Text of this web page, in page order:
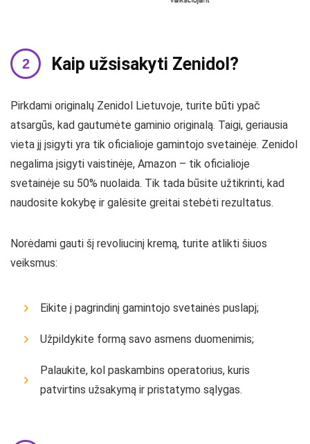
Kaip užsisakyti Zenidol?
Pirkdami originalų Zenidol Lietuvoje, turite būti ypač
atsargūs, kad gautumėte gaminio originalą. Taigi, geriausia
vieta jį įsigyti yra tik oficialioje gamintojo svetainėje. Zenidol
negalima įsigyti vaistinėje, Amazon – tik oficialioje
svetainėje su 50% nuolaida. Tik tada būsite užtikrinti, kad
naudosite kokybę ir galėsite greitai stebėti rezultatus.
Norėdami gauti šį revoliucinį kremą, turite atlikti šiuos
veiksmus:
Eikite į pagrindinį gamintojo svetainės puslapį;
Užpildykite formą savo asmens duomenimis;
Palaukite, kol paskambins operatorius, kuris
patvirtins užsakymą ir pristatymo sąlygas.